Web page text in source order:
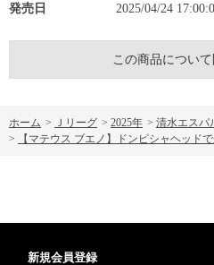
発売日 2025/04/24
この商品につい
ホーム > Ｊリーグ > 2025年 > 清水エスパ
>
【マテウス ブエノ】ドンピシャヘッド
新規会員登録